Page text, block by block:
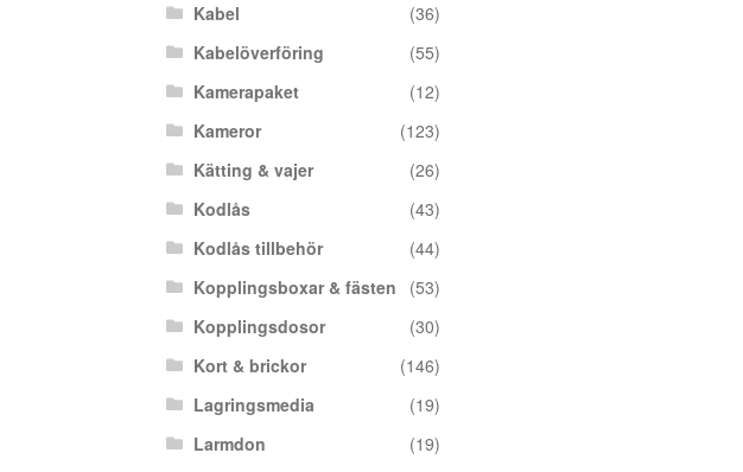
Kabel
(36)
Kabelöverföring
(55)
Kamerapaket
(12)
Kameror
(123)
Kätting & vajer
(26)
Kodlås
(43)
Kodlås tillbehör
(44)
Kopplingsboxar & fästen
(53)
Kopplingsdosor
(30)
Kort & brickor
(146)
Lagringsmedia
(19)
Larmdon
(19)